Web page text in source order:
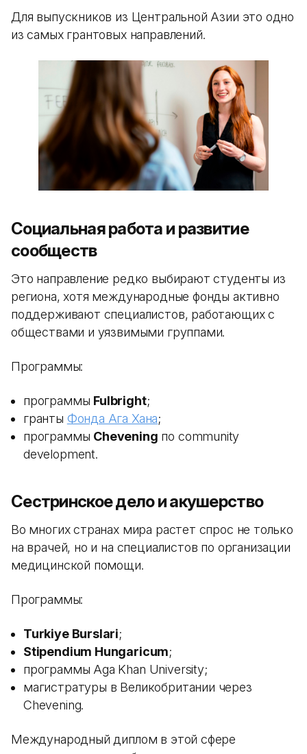
Для выпускников из Центральной Азии это одно
из самых грантовых направлений.
Социальная работа и развитие
сообществ
Это направление редко выбирают студенты из
региона, хотя международные фонды активно
поддерживают специалистов, работающих с
обществами и уязвимыми группами.
Программы:
программы Fulbright;
гранты Фонда Ага Хана;
программы Chevening по community
development.
Сестринское дело и акушерство
Во многих странах мира растет спрос не только
на врачей, но и на специалистов по организации
медицинской помощи.
Программы:
Turkiye Burslari;
Stipendium Hungaricum;
программы Aga Khan University;
магистратуры в Великобритании через
Chevening.
Международный диплом в этой сфере